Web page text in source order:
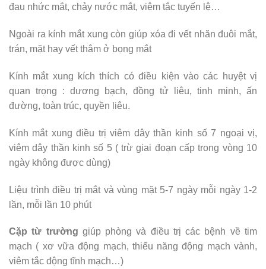
đau nhức mắt, chảy nước mắt, viêm tắc tuyến lệ…
Ngoài ra kính mắt xung còn giúp xóa đi vết nhăn đuôi mắt,
trán, mặt hay vết thâm ở bọng mắt
Kính mắt xung kích thích có điều kiện vào các huyệt vị
quan trọng : dương bạch, đồng tử liêu, tinh minh, ấn
đường, toàn trúc, quyền liêu.
Kính mắt xung điều trị viêm dây thần kinh số 7 ngoại vị,
viêm dây thần kinh số 5 ( trừ giai đoạn cấp trong vòng 10
ngày không được dùng)
Liệu trình điều trị mắt và vùng mặt 5-7 ngày mỗi ngày 1-2
lần, mỗi lần 10 phút
Cặp từ trường giúp phòng và điều trị các bệnh về tim
mạch ( xơ vữa động mạch, thiểu năng động mạch vành,
viêm tắc động tĩnh mạch…)